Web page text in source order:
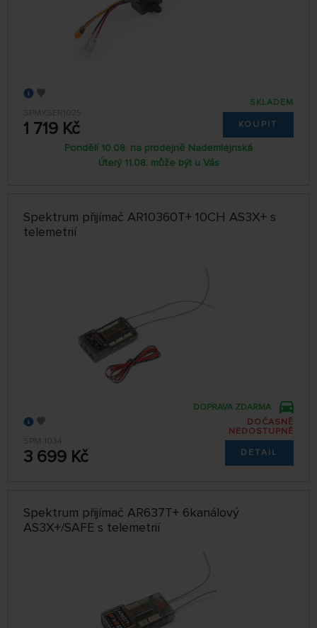
SPMXSER1025
1 719 Kč
SKLADEM
KOUPIT
Pondělí 10.08. na prodejně Nademlejnská
Úterý 11.08. může být u Vás
Spektrum přijímač AR10360T+ 10CH AS3X+ s
telemetrií
SPM-1034
3 699 Kč
DOPRAVA ZDARMA
DOČASNĚ
NEDOSTUPNÉ
DETAIL
Spektrum přijímač AR637T+ 6kanálový
AS3X+/SAFE s telemetrií